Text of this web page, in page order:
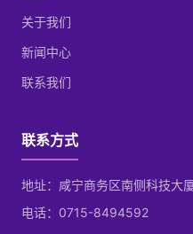
关于我们
新闻中心
联系我们
联系方式
地址：咸宁商务区南侧科技大
电话：0715-8494592